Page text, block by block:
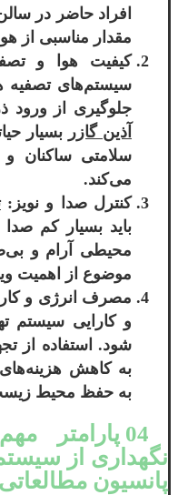
افراد حاضر در
مقدار مناسبی از
کیفیت هوا و
سیستم‌های تصفیه
جلوگیری از ورود
آذین گازر بسیار
سلامتی ساکنان
می‌کند.
کنترل صدا و نویز:
باید بسیار کم صدا
محیطی آرام و
موضوع از اهمیت
مصرف انرژی و
و کارایی سیستم
شود. استفاده از
به کاهش
به حفظ محیط
04
نگهداری از
پانسیون مطالعاتی